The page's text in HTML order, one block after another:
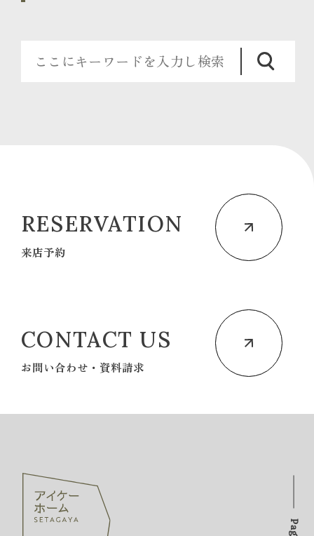
RESERVATION
来店予約
CONTACT US
お問い合わせ・資料請求